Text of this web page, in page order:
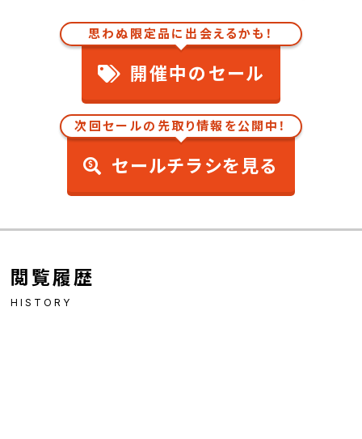
思わぬ限定品に出会えるかも！
開催中のセール
次回セールの先取り情報を公開中！
セールチラシを見る
閲覧履歴
HISTORY